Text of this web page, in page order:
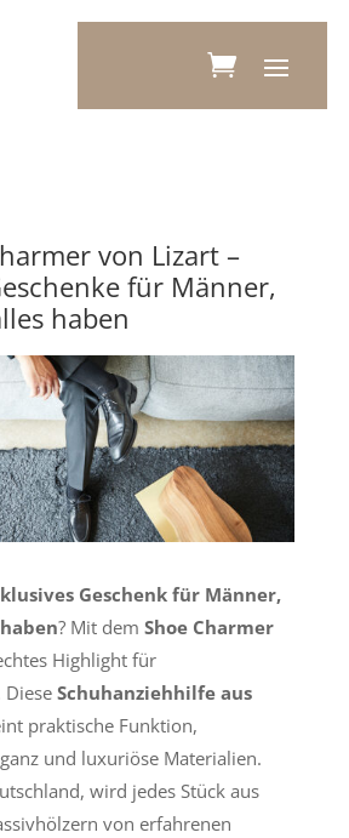
von Lizart –
für Männer,
haben
Geschenk für Männer,
? Mit dem Shoe Charmer
Highlight für
Diese Schuhanziehhilfe aus
praktische Funktion,
und luxuriöse Materialien.
wird jedes Stück aus
von erfahrenen